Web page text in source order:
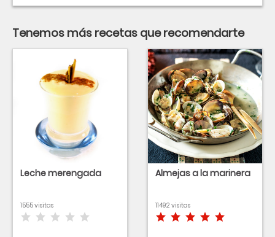
Tenemos más recetas que recomendarte
Leche merengada
1555 visitas
Almejas a la marinera
11492 visitas